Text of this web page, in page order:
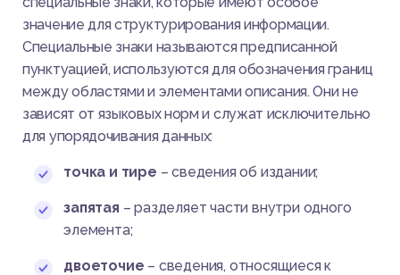
значение для структурирования информации.
Специальные знаки называются предписанной
пунктуацией, используются для обозначения границ
между областями и элементами описания. Они не
зависят от языковых норм и служат исключительно
для упорядочивания данных:
точка и тире – сведения об издании;
запятая – разделяет части внутри одного
элемента;
двоеточие – сведения, относящиеся к